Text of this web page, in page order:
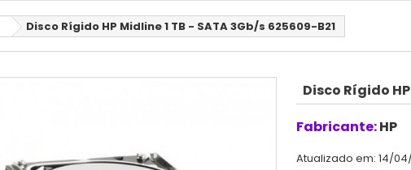
Disco Rígido HP Midline 1 TB - SATA 3Gb/s 625609-B21
Disco Rígido
Fabricante:HP
Atualizado em: 14/